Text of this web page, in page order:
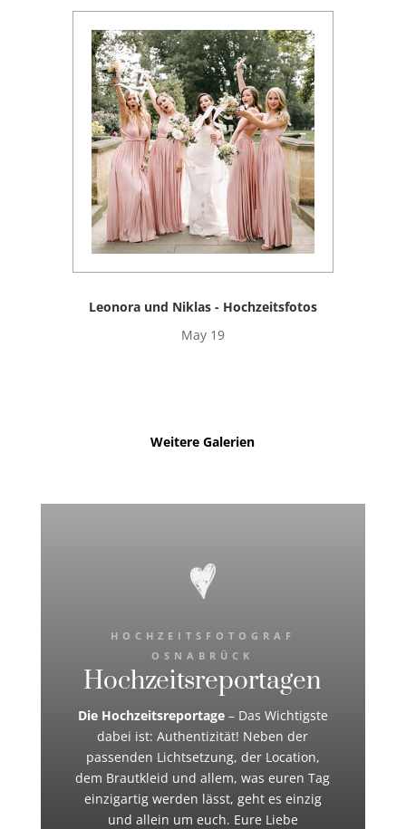
Leonora und Niklas - Hochzeitsfotos
May 19
Weitere Galerien
HOCHZEITSFOTOGRAF
OSNABRÜCK
Hochzeitsreportagen
Die Hochzeitsreportage– Das Wichtigste
dabei ist: Authentizität! Neben der
passenden Lichtsetzung, der Location,
dem Brautkleid und allem, was euren Tag
einzigartig werden lässt, geht es einzig
und allein um euch. Eure Liebe